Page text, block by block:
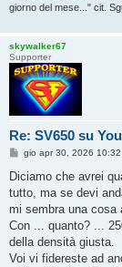
giorno del mese..." cit.
skywalker67
Supporter
Re: SV650 su
M
s
a
g
i
o
gio apr 30, 2026 10:32
Diciamo che avrei
tutto, ma se devi
mi sembra una cosa
Con ... quanto? ...
della densità giusta.
Voi vi fidereste ad